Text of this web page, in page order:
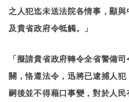
之人犯迄未送法院各情事，顯與
及貴省政府令牴觸。」
「擬請貴省政府轉令全省警備
關，恪遵法令，迅將已逮捕人犯
嗣後並不得藉口事變，對於人